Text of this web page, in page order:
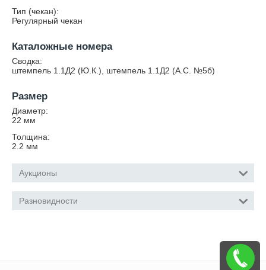
Тип (чекан):
Регулярный чекан
Каталожные номера
Сводка:
штемпель 1.1Д2 (Ю.К.), штемпель 1.1Д2 (А.С. №5б)
Размер
Диаметр:
22 мм
Толщина:
2.2 мм
Аукционы
Разновидности